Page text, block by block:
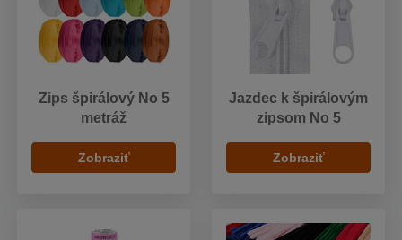
Zips špirálový No 5
metráž
Zobraziť
Jazdec k špirálovým
zipsom No 5
Zobraziť